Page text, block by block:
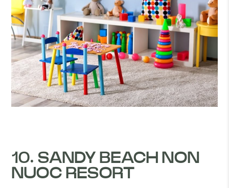
10. SANDY BEACH NON
NUOC RESORT